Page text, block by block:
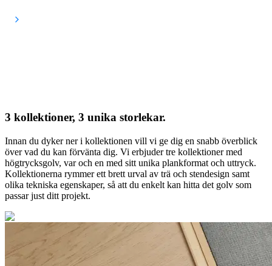
3 kollektioner, 3 unika storlekar.
Innan du dyker ner i kollektionen vill vi ge dig en snabb överblick
över vad du kan förvänta dig. Vi erbjuder tre kollektioner med
högtrycksgolv, var och en med sitt unika plankformat och uttryck.
Kollektionerna rymmer ett brett urval av trä och stendesign samt
olika tekniska egenskaper, så att du enkelt kan hitta det golv som
passar just ditt projekt.